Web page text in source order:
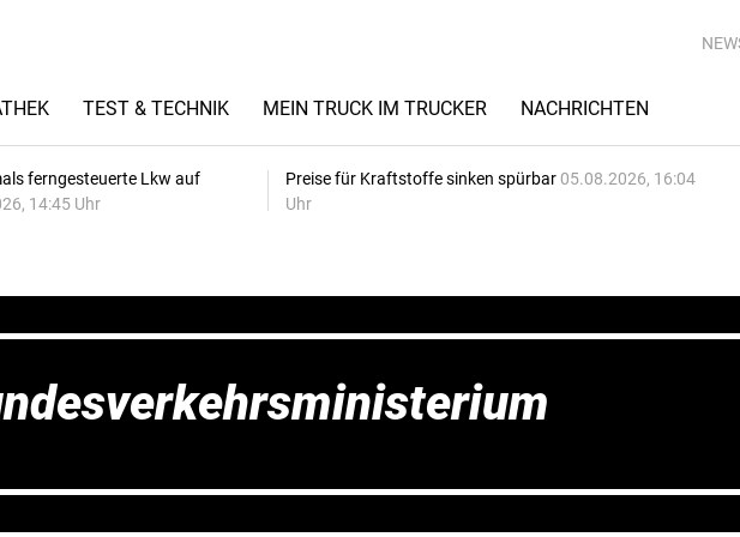
TEST & TECHNIK MEIN TRUCK IM TRUCKER NACHRICHTEN
ferngesteuerte Lkw auf
14:45 Uhr
Preise für Kraftstoffe sinken spürbar 05.08.2026, 16:04
Uhr